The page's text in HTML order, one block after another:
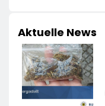
Aktuelle News